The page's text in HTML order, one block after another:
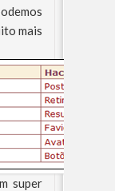
mais
super